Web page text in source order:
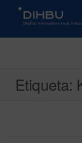
DIGITAL
Etiqueta: